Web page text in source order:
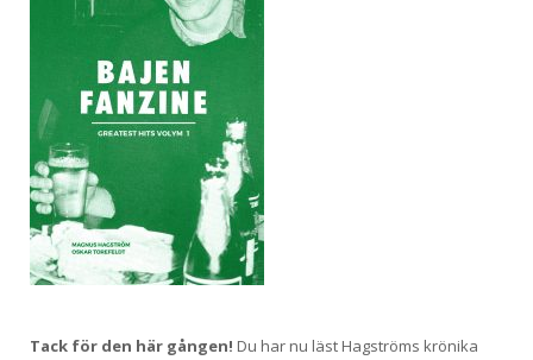
Tack för den här gången! Du har nu läst Hagströms krönika